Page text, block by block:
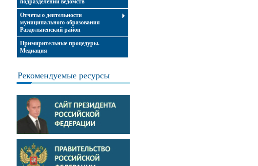
подразделений ведомств
Отчеты о деятельности
муниципального образования
Раздольненский район
Примирительные процедуры.
Медиация
Рекомендуемые ресурсы